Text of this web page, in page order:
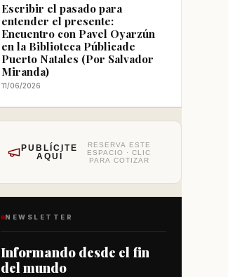
Escribir el pasado para
entender el presente:
Encuentro con Pavel Oyarzún
en la Biblioteca Públicade
Puerto Natales (Por Salvador
Miranda)
11/06/2026
PUBLÍCITE
AQUÍ
RESERVA ESTE
ESPACIO · CLIC
PARA COTIZAR
NEWSLETTER
Informando desde el fin
del mundo